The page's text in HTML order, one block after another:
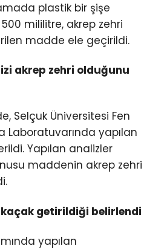
plastik bir şişe
mililitre, akrep zehri
madde ele geçirildi.
akrep zehri olduğunu
Selçuk Üniversitesi Fen
Laboratuvarında yapılan
Yapılan analizler
maddenin akrep zehri
kaçak getirildiği belirlendi
yapılan